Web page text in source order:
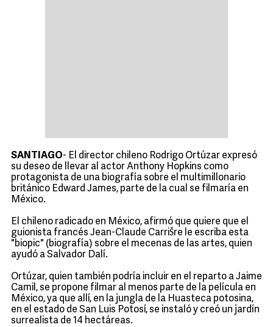
SANTIAGO- El director chileno Rodrigo Ortúzar expresó
su deseo de llevar al actor Anthony Hopkins como
protagonista de una biografía sobre el multimillonario
británico Edward James, parte de la cual se filmaría en
México.
El chileno radicado en México, afirmó que quiere que el
guionista francés Jean-Claude CarriŠre le escriba esta
"biopic" (biografía) sobre el mecenas de las artes, quien
ayudó a Salvador Dalí.
Ortúzar, quien también podría incluir en el reparto a Jaime
Camil, se propone filmar al menos parte de la película en
México, ya que allí, en la jungla de la Huasteca potosina,
en el estado de San Luis Potosí, se instaló y creó un jardín
surrealista de 14 hectáreas.